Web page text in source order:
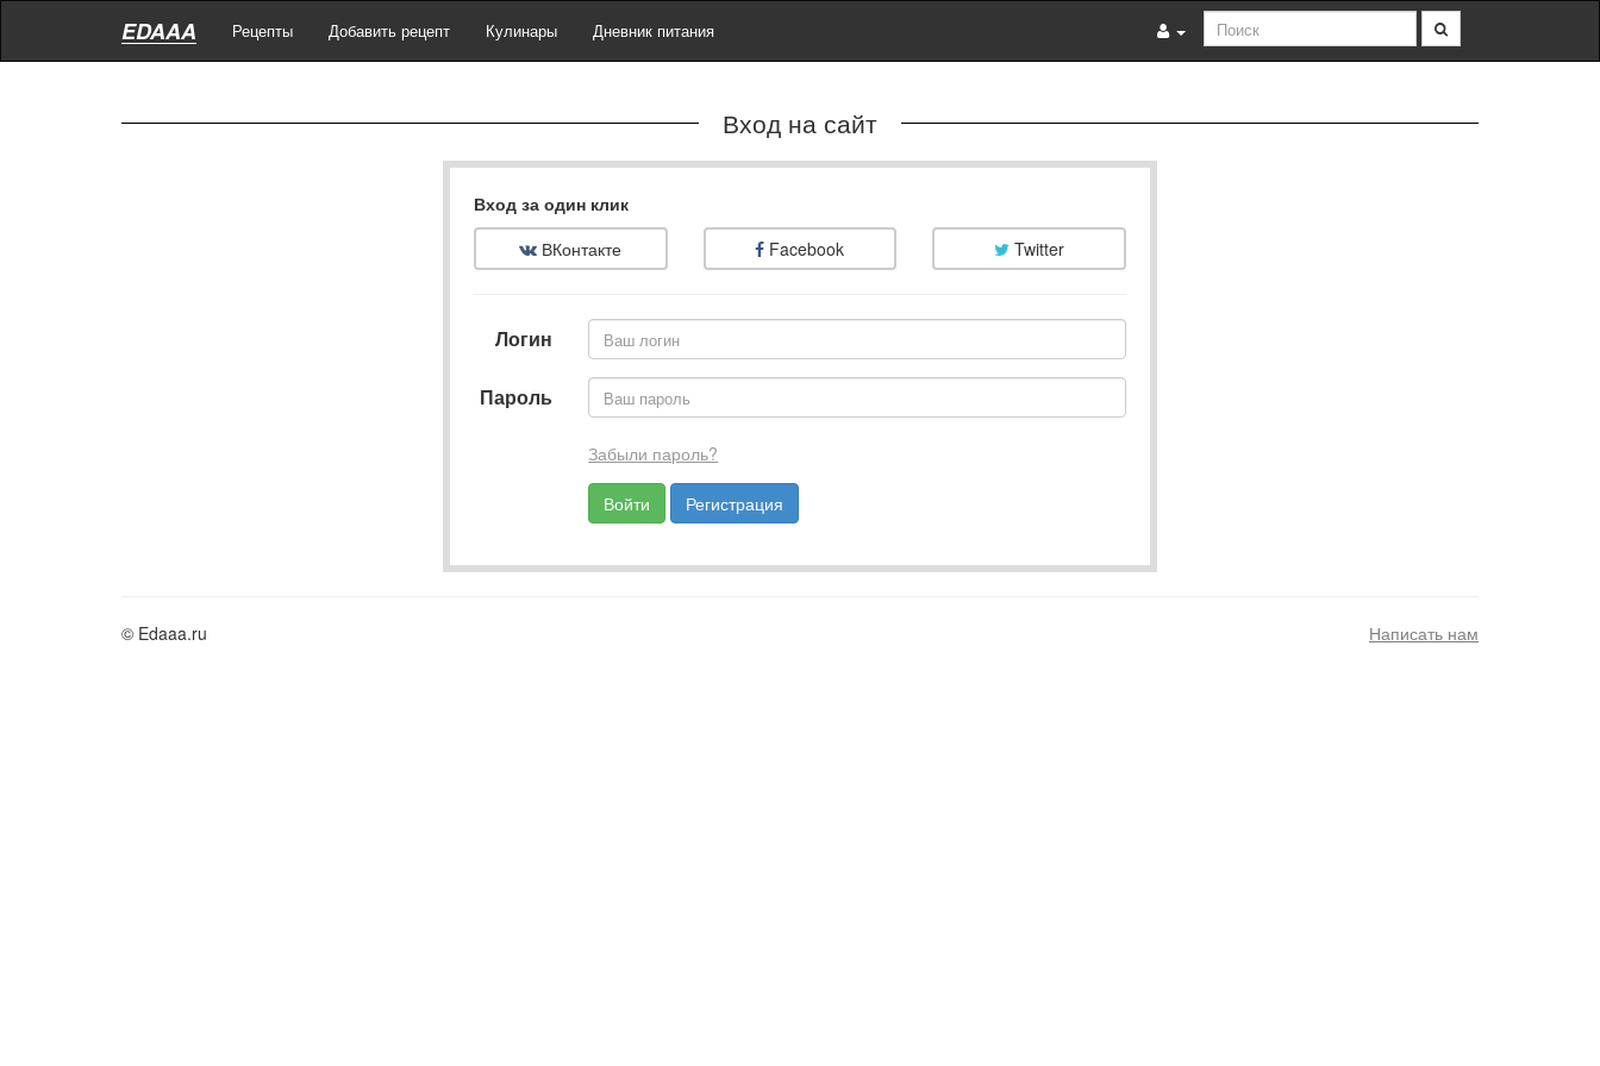
EDAAA Рецепты Добавить рецепт Кулинары Дневник питания
Вход на сайт
Вход за один клик
ВКонтакте
Facebook Twitter
Логин
Пароль
Забыли пароль?
Регистрация
Написать нам
© Edaaa.ru